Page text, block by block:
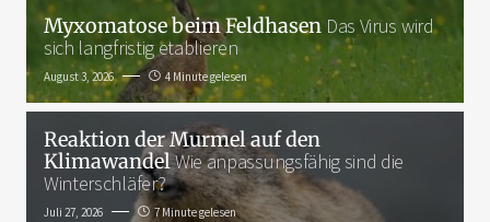
Myxomatose beim Feldhasen Das Virus wird
sich langfristig etablieren
August 3, 2026 4 Minute gelesen
Reaktion der Murmel auf den
KlimawandelWie anpassungsfähig sind die
Winterschläfer?
Juli 27, 2026 7 Minute gelesen